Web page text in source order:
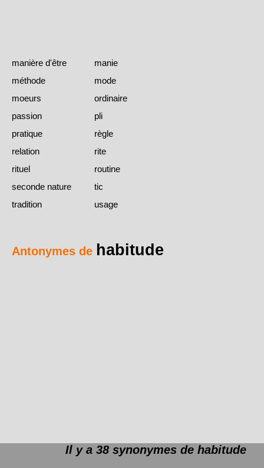
manière d'être
manie
méthode
mode
moeurs
ordinaire
passion
pli
pratique
règle
relation
rite
rituel
routine
seconde nature
tic
tradition
usage
Antonymes de habitude
Il y a 38 synonymes de habitude